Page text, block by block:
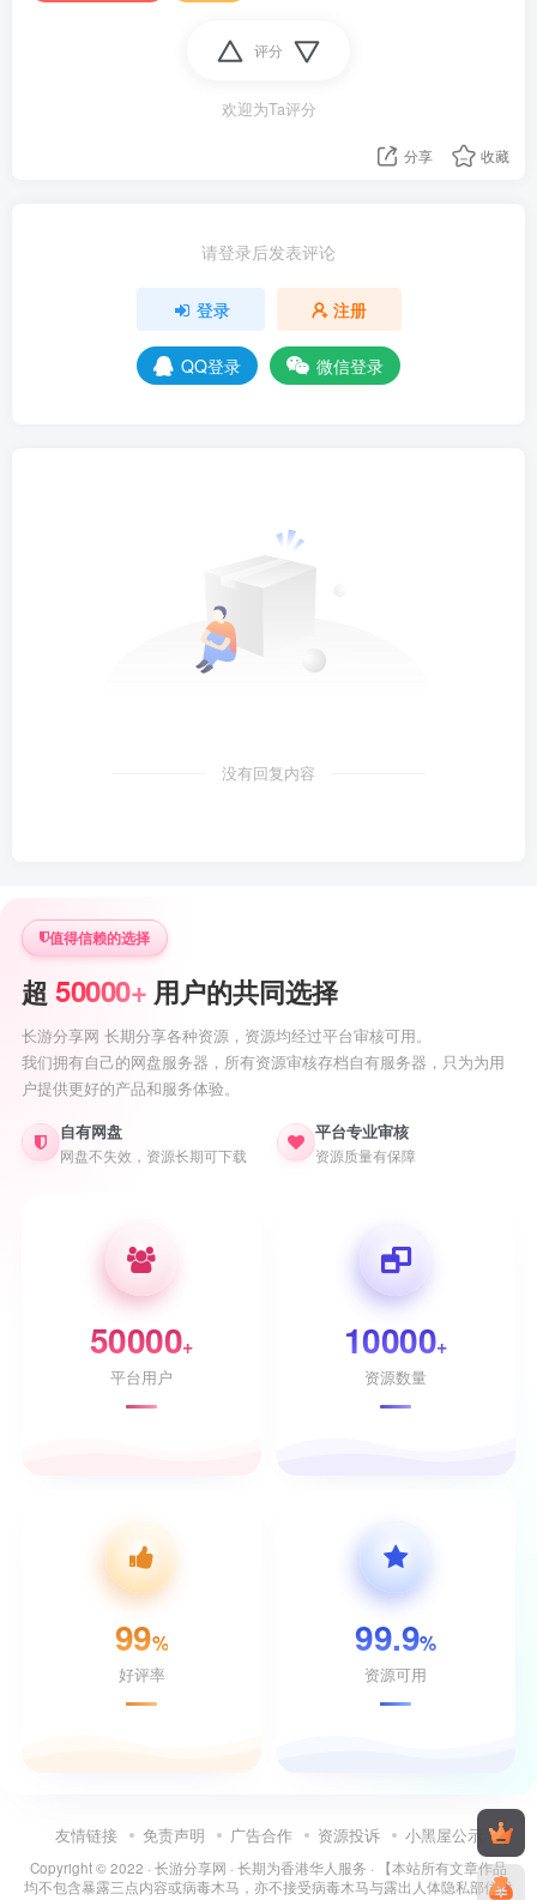
评分
欢迎为Ta评分
分享 收藏
请登录后发表评论
登录 注册
QQ登录 微信登录
没有回复内容
值得信赖的选择
超 50000+ 用户的共同选择
长游分享网 长期分享各种资源，资源均经过平台审核可用。
我们拥有自己的网盘服务器，所有资源审核存档自有服务器，只为为用
户提供更好的产品和服务体验。
自有网盘
网盘不失效，资源长期可下载
平台专业审核
资源质量有保障
50000+
平台用户
10000+
资源数量
99%
好评率
99.9%
资源可用
友情链接 免责声明 广告合作 资源投诉 小黑屋公示
Copyright © 2022 · 长游分享网 · 长期为香港华人服务 · 【本站所有文章作品
均不包含暴露三点内容或病毒木马，亦不接受病毒木马与露出人体隐私部位投